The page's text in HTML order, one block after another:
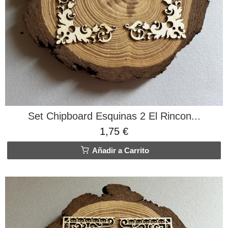
Set Chipboard Esquinas 2 El Rincon...
1,75 €
Añadir a Carrito